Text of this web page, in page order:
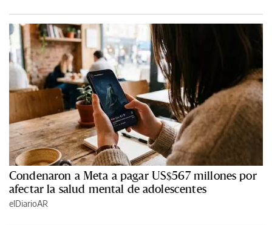
Condenaron a Meta a pagar US$567 millones por
afectar la salud mental de adolescentes
elDiarioAR